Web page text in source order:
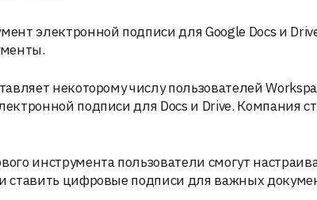
электронной подписи для Google Docs и
некоторому числу пользователей
подписи для Docs и Drive. Компания
инструмента пользователи смогут
ставить цифровые подписи для важных